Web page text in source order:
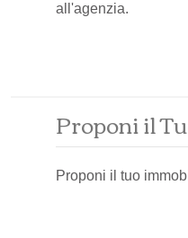
all'agenzia.
Proponi il
Proponi il tuo